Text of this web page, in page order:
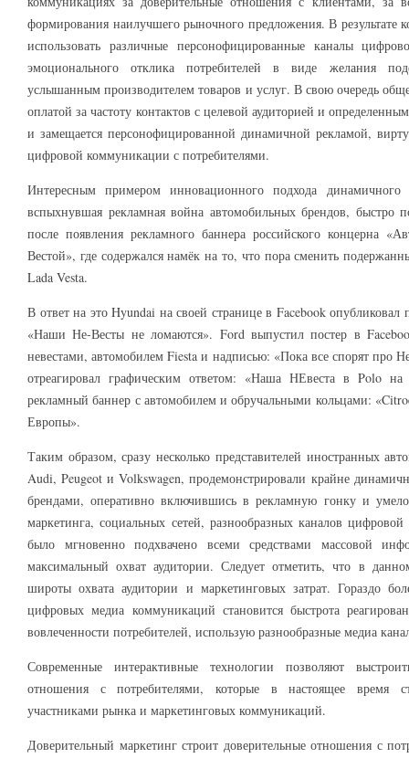
формирования наилучшего рыночного предложения. В результате
использовать различные персонофицированные каналы
эмоционального отклика потребителей в виде желания
услышанным производителем товаров и услуг. В свою очередь
оплатой за частоту контактов с целевой аудиторией и
и замещается персонофицированной динамичной рекламой,
цифровой коммуникации с потребителями.
Интересным примером инновационного подхода динамичного
вспыхнувшая рекламная война автомобильных брендов, быстро
после появления рекламного баннера российского концерна
Вестой», где содержался намёк на то, что пора сменить
Lada Vesta.
В ответ на это Hyundai на своей странице в Facebook
«Наши Не-Весты не ломаются». Ford выпустил постер в
невестами, автомобилем Fiesta и надписью: «Пока все спорят про
отреагировал графическим ответом: «Наша НЕвеста в Polo на
рекламный баннер с автомобилем и обручальными кольцами:
Европы».
Таким образом, сразу несколько представителей иностранных
Audi, Peugeot и Volkswagen, продемонстрировали крайне
брендами, оперативно включившись в рекламную гонку и
маркетинга, социальных сетей, разнообразных каналов
было мгновенно подхвачено всеми средствами массовой
максимальный охват аудитории. Следует отметить, что в
широты охвата аудитории и маркетинговых затрат. Гораздо
цифровых медиа коммуникаций становится быстрота
вовлеченности потребителей, использую разнообразные медиа
Современные интерактивные технологии позволяют
отношения с потребителями, которые в настоящее время
участниками рынка и маркетинговых коммуникаций.
Доверительный маркетинг строит доверительные отношения с